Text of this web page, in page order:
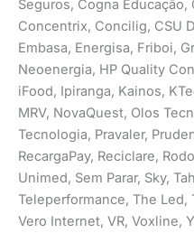
Seguros, Cogna Educação,
Concentrix, Concilig, CSU
Embasa, Energisa, Friboi,
Neoenergia, HP Quality
iFood, Ipiranga, Kainos,
MRV, NovaQuest, Olos
Tecnologia, Pravaler,
RecargaPay, Reciclare,
Unimed, Sem Parar, Sky,
Teleperformance, The Led,
Vero Internet, VR, Voxline,